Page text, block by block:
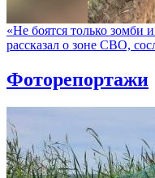
«Не боятся только зомби
рассказал о зоне СВО,
Фоторепортажи